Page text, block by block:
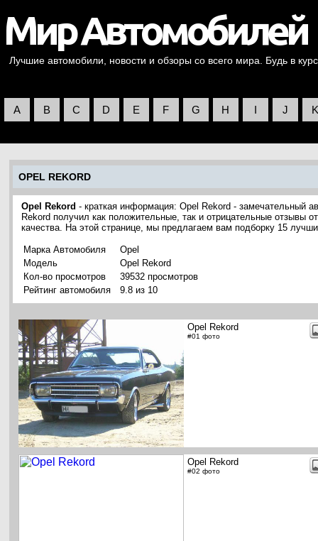
Лучшие автомобили, новости и обзоры со всего мира. Будь в
A B C D E F G H I J K
OPEL REKORD
Opel Rekord - краткая информация: Opel Rekord - замечательный
Rekord получил как положительные, так и отрицательные отзывы
качества. На этой странице, мы предлагаем вам подборку 15
Марка Автомобиля
Opel
Модель
Opel Rekord
Кол-во просмотров
39532 просмотров
Рейтинг автомобиля
9.8 из 10
Opel Rekord
#01 фото
Opel Rekord
#02 фото